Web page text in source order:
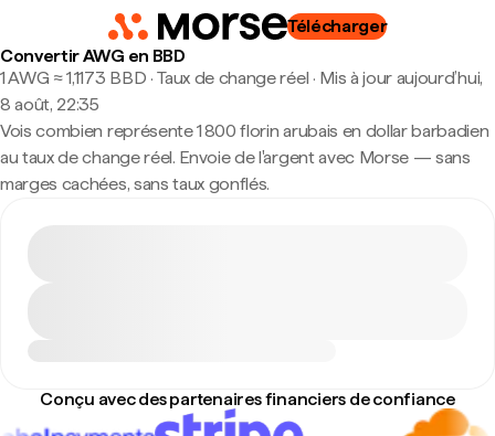
Télécharger
Convertir AWG en BBD
1 AWG ≈ 1,1173 BBD · Taux de change réel · Mis à jour aujourd’hui,
8 août, 22:35
Vois combien représente 1 800 florin arubais en dollar barbadien
au taux de change réel. Envoie de l'argent avec Morse — sans
marges cachées, sans taux gonflés.
Conçu avec des partenaires financiers de confiance